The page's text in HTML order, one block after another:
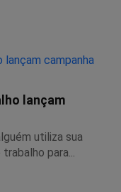
lançam
utiliza sua
para...